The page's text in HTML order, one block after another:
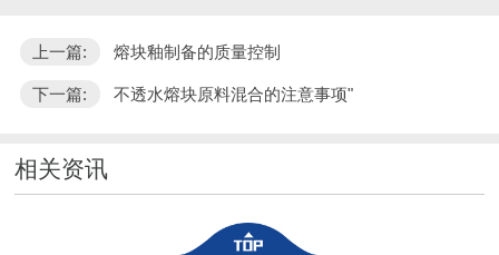
上一篇: 熔块釉制备的质量控制
下一篇: 不透水熔块原料混合的注意事项"
相关资讯